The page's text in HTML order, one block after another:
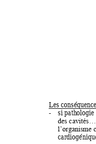
Les
-
si pathologie
des
l’organisme